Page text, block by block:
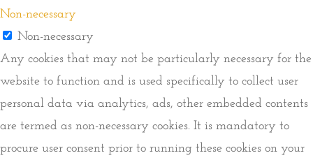
Non-necessary
Non-necessary
Any cookies that may not be particularly necessary for the
website to function and is used specifically to collect user
personal data via analytics, ads, other embedded contents
are termed as non-necessary cookies. It is mandatory to
procure user consent prior to running these cookies on your